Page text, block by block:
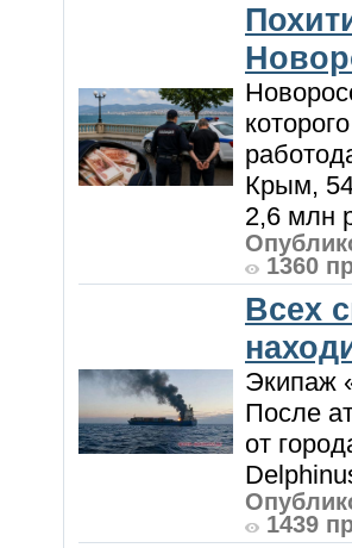
Крым,
2,6 млн
1360
Всех
Экипаж
После
от
1439